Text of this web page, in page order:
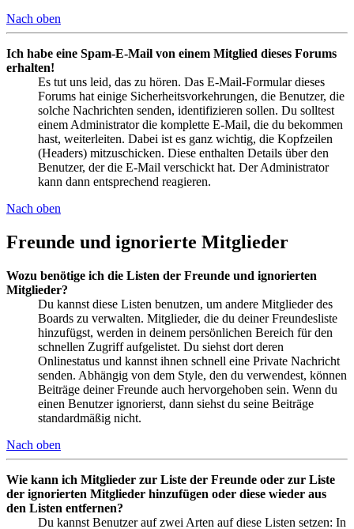
Nach oben
Ich habe eine Spam-E-Mail von einem Mitglied dieses Forums
erhalten!
Es tut uns leid, das zu hören. Das E-Mail-Formular dieses
Forums hat einige Sicherheitsvorkehrungen, die Benutzer, die
solche Nachrichten senden, identifizieren sollen. Du solltest
einem Administrator die komplette E-Mail, die du bekommen
hast, weiterleiten. Dabei ist es ganz wichtig, die Kopfzeilen
(Headers) mitzuschicken. Diese enthalten Details über den
Benutzer, der die E-Mail verschickt hat. Der Administrator
kann dann entsprechend reagieren.
Nach oben
Freunde und ignorierte Mitglieder
Wozu benötige ich die Listen der Freunde und ignorierten
Mitglieder?
Du kannst diese Listen benutzen, um andere Mitglieder des
Boards zu verwalten. Mitglieder, die du deiner Freundesliste
hinzufügst, werden in deinem persönlichen Bereich für den
schnellen Zugriff aufgelistet. Du siehst dort deren
Onlinestatus und kannst ihnen schnell eine Private Nachricht
senden. Abhängig von dem Style, den du verwendest, können
Beiträge deiner Freunde auch hervorgehoben sein. Wenn du
einen Benutzer ignorierst, dann siehst du seine Beiträge
standardmäßig nicht.
Nach oben
Wie kann ich Mitglieder zur Liste der Freunde oder zur Liste
der ignorierten Mitglieder hinzufügen oder diese wieder aus
den Listen entfernen?
Du kannst Benutzer auf zwei Arten auf diese Listen setzen: In